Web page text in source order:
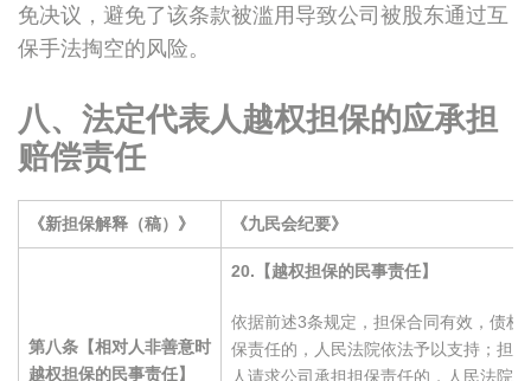
免决议，避免了该条款被滥用导致公司被股东通过互
保手法掏空的风险。
八、法定代表人越权担保的应承担
赔偿责任
《新担保解释（稿）》 《九民会纪要》
第八条【相对人非善意时
越权担保的民事责任】
20. 【越权担保的民事责任】
依据前述3条规定，担保合同有效，债权
保责任的，人民法院依法予以支持；担
人请求公司承担担保责任的，人民法院